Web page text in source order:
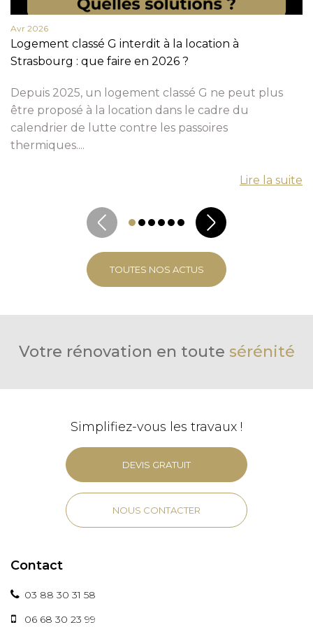
Avr 2026
Logement classé G interdit à la location à
Strasbourg : que faire en 2026 ?
Depuis 2025, un logement classé G ne peut plus
être proposé à la location dans le cadre du
calendrier de lutte contre les passoires
thermiques....
Lire la suite
TOUTES NOS ACTUS
Votre rénovation en toute sérénité
Simplifiez-vous les travaux !
DEVIS GRATUIT
NOUS CONTACTER
Contact
03 88 30 31 58
06 68 30 23 99